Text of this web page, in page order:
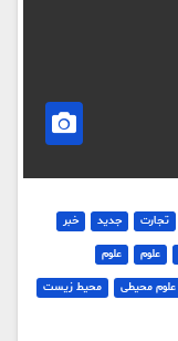
تجارت جدید خبر
علوم علوم
علوم محیطی محیط زیست